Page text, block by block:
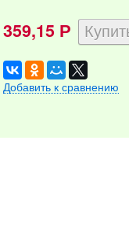
359,15 Р
Добавить к сравнению